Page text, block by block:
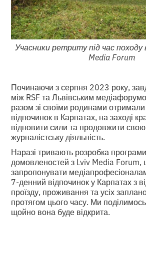
Учасники ретриту під час
Media Forum
Починаючи з серпня 2023 року,
між RSF та Львівським
разом зі своїми родинами
відпочинок в Карпатах, на заході
відновити сили та продовжити
журналістську діяльність.
Наразі тривають розробка
домовленостей з Lviv Media Forum,
запропонувати
7-денний відпочинок у Карпатах з
проїзду, проживання та усіх
протягом цього часу. Ми
щойно вона буде відкрита.